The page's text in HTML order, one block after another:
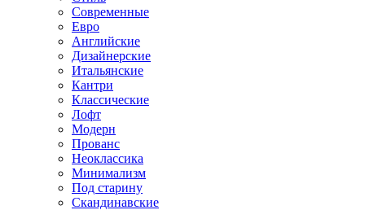
Современные
Евро
Английские
Дизайнерские
Итальянские
Кантри
Классические
Лофт
Модерн
Прованс
Неоклассика
Минимализм
Под старину
Скандинавские